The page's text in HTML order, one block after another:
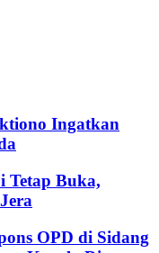
Ingatkan
Tetap Buka,
OPD di Sidang